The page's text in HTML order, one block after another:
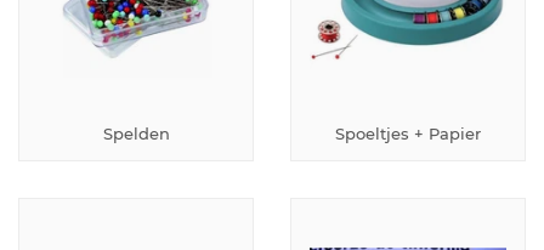
Spelden Spoeltjes + Papier